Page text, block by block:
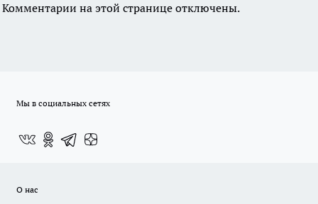
Комментарии на этой странице отключены.
Мы в социальных сетях
О нас